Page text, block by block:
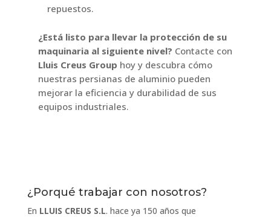
repuestos.
¿Está listo para llevar la protección de su
maquinaria al siguiente nivel? Contacte con
Lluis Creus Group hoy y descubra cómo
nuestras persianas de aluminio pueden
mejorar la eficiencia y durabilidad de sus
equipos industriales.
¿Porqué trabajar con nosotros?
En LLUIS CREUS S.L. hace ya 150 años que